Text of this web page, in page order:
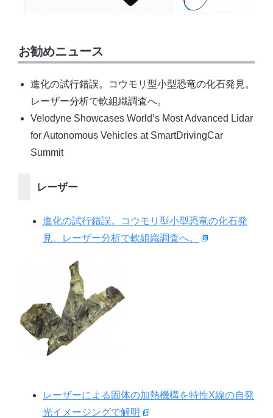
お勧めニュース
進化の試行錯誤。コウモリ型小型恐竜の化石発見。
レーザー分析で軟組織調査へ。
Velodyne Showcases World’s Most Advanced Lidar
for Autonomous Vehicles at SmartDrivingCar
Summit
レーザー
進化の試行錯誤。コウモリ型小型恐竜の化石発
見。レーザー分析で軟組織調査へ。
レーザーによる固体の加熱機構を特性X線の自発
光イメージングで解明